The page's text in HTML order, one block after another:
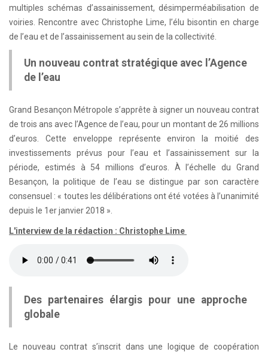
multiples schémas d’assainissement, désimperméabilisation de
voiries. Rencontre avec Christophe Lime, l’élu bisontin en charge
de l’eau et de l’assainissement au sein de la collectivité.
Un nouveau contrat stratégique avec l’Agence
de l’eau
Grand Besançon Métropole s’apprête à signer un nouveau contrat
de trois ans avec l’Agence de l’eau, pour un montant de 26 millions
d’euros. Cette enveloppe représente environ la moitié des
investissements prévus pour l’eau et l’assainissement sur la
période, estimés à 54 millions d’euros. À l’échelle du Grand
Besançon, la politique de l’eau se distingue par son caractère
consensuel : « toutes les délibérations ont été votées à l’unanimité
depuis le 1er janvier 2018 ».
L'interview de la rédaction : Christophe Lime
Des partenaires élargis pour une approche
globale
Le nouveau contrat s’inscrit dans une logique de coopération